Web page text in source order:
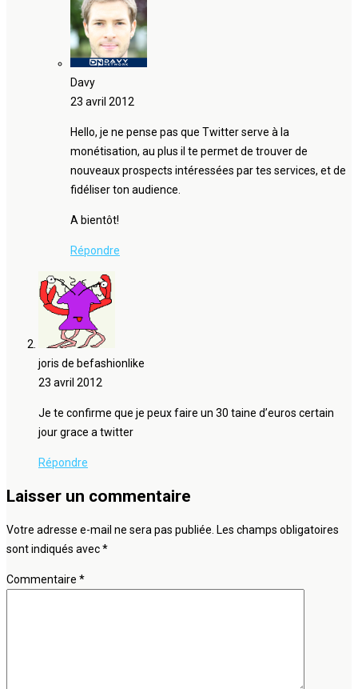
Davy
23 avril 2012
Hello, je ne pense pas que Twitter serve à la
monétisation, au plus il te permet de trouver de
nouveaux prospects intéressées par tes services, et de
fidéliser ton audience.
A bientôt!
Répondre
joris de befashionlike
23 avril 2012
Je te confirme que je peux faire un 30 taine d’euros certain
jour grace a twitter
Répondre
Laisser un commentaire
Votre adresse e-mail ne sera pas publiée. Les champs obligatoires
sont indiqués avec*
Commentaire *